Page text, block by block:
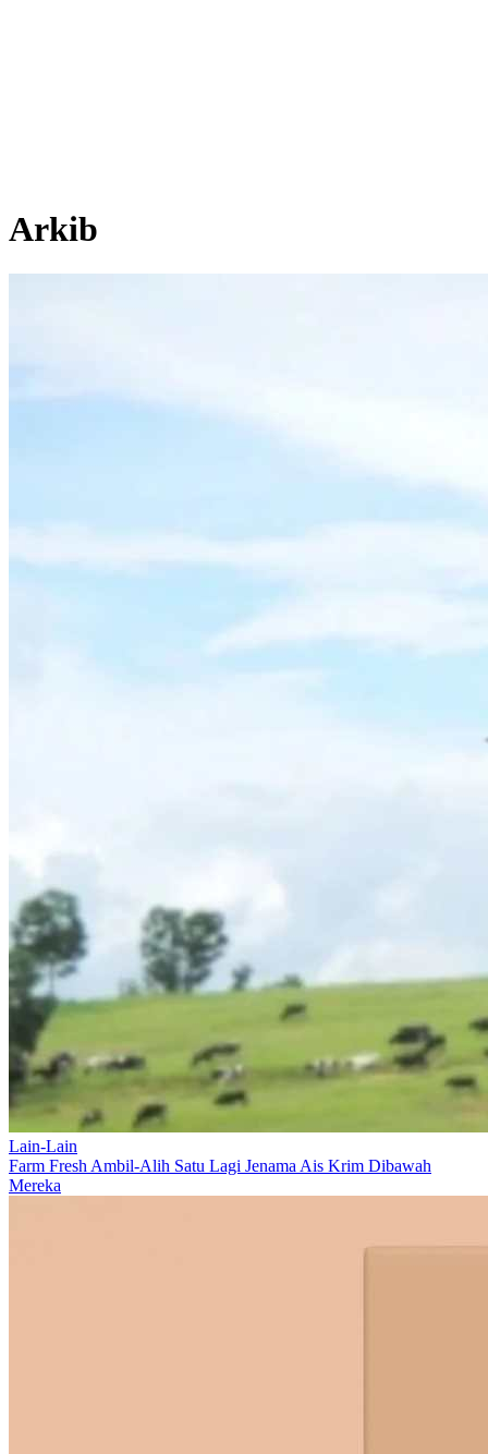
Arkib
Lain-Lain
Farm Fresh Ambil-Alih Satu Lagi Jenama Ais Krim Dibawah
Mereka